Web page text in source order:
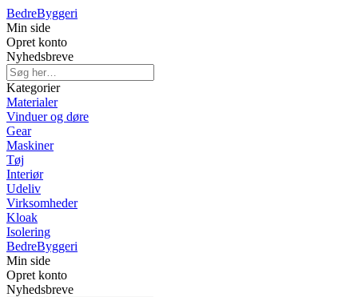
BedreByggeri
Min side
Opret konto
Nyhedsbreve
Kategorier
Materialer
Vinduer og døre
Gear
Maskiner
Tøj
Interiør
Udeliv
Virksomheder
Kloak
Isolering
BedreByggeri
Min side
Opret konto
Nyhedsbreve